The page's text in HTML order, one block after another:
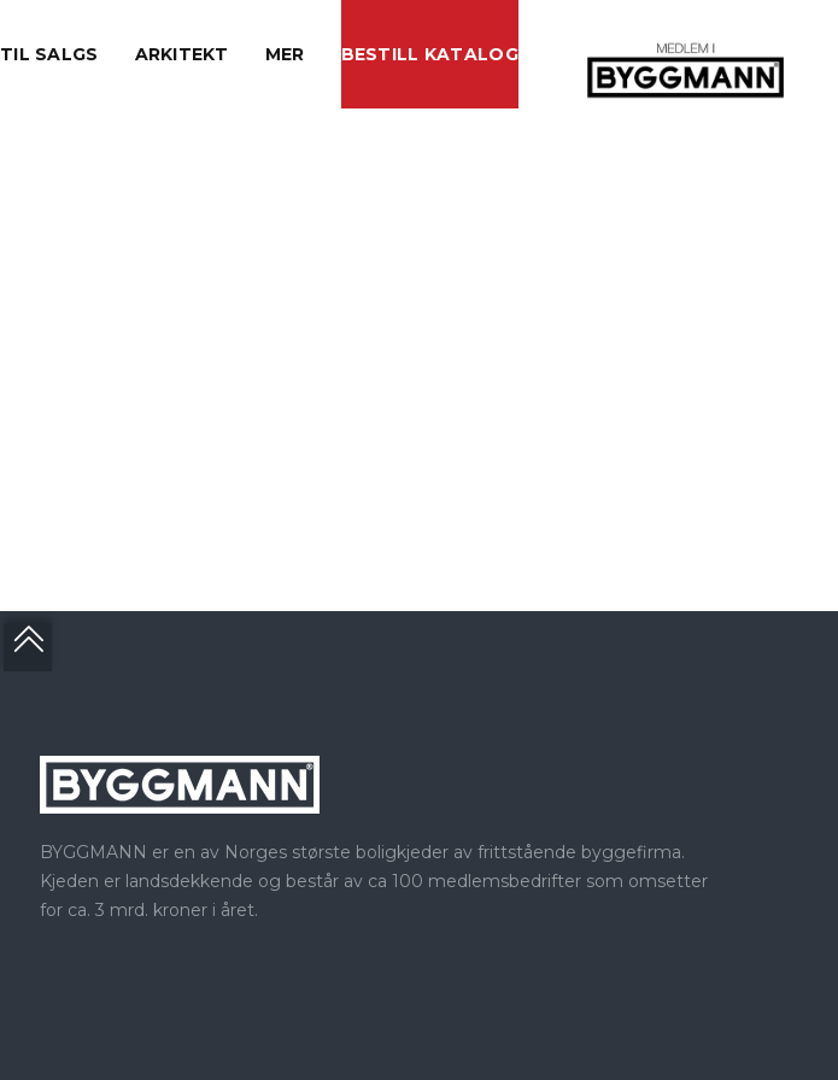
TIL SALGS ARKITEKT MER BESTILL KATALOG
BYGGMANN er en av Norges største boligkjeder av frittstående byggefirma.
Kjeden er landsdekkende og består av ca 100 medlemsbedrifter som omsetter
for ca. 3 mrd. kroner i året.